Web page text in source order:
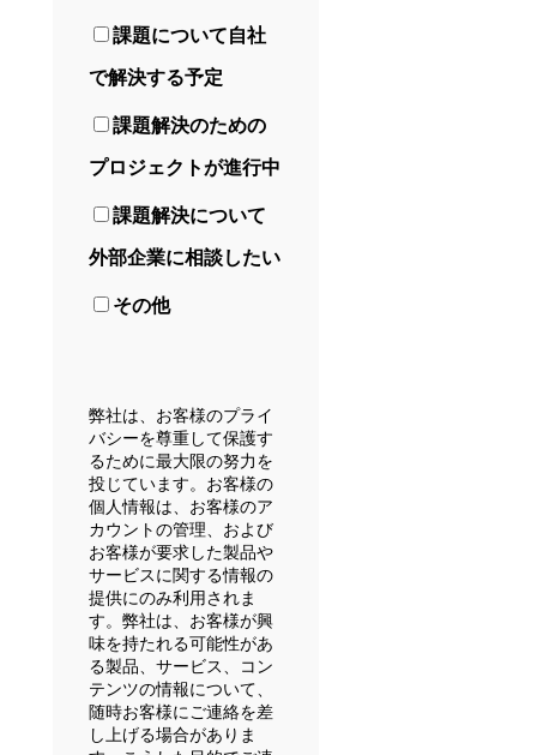
課題について自社
で解決する予定
課題解決のための
プロジェクトが進行中
課題解決について
外部企業に相談したい
その他
弊社は、お客様のプライ
バシーを尊重して保護す
るために最大限の努力を
投じています。お客様の
個人情報は、お客様のア
カウントの管理、および
お客様が要求した製品や
サービスに関する情報の
提供にのみ利用されま
す。弊社は、お客様が興
味を持たれる可能性があ
る製品、サービス、コン
テンツの情報について、
随時お客様にご連絡を差
し上げる場合がありま